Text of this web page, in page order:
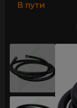
В пути